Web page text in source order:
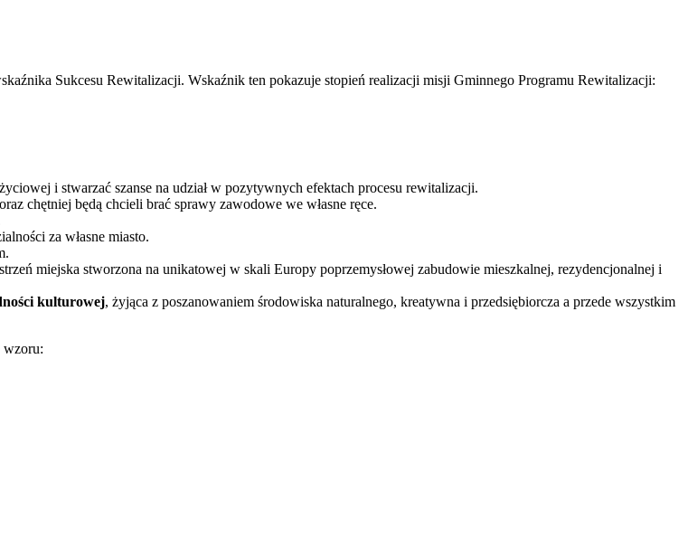
Sukcesu Rewitalizacji. Wskaźnik ten pokazuje stopień realizacji misji Gminnego Programu Rewitalizacji:
i stwarzać szanse na udział w pozytywnych efektach procesu rewitalizacji.
chętniej będą chcieli brać sprawy zawodowe we własne ręce.
za własne miasto.
miejska stworzona na unikatowej w skali Europy poprzemysłowej zabudowie mieszkalnej, rezydencjonalnej i
kulturowej, żyjąca z poszanowaniem środowiska naturalnego, kreatywna i przedsiębiorcza a przede wszystkim
wzoru: